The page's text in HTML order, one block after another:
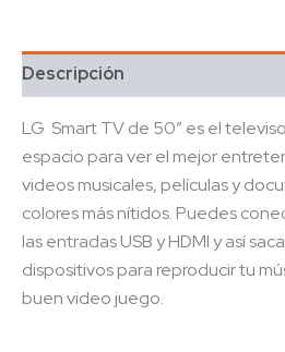
Descripción
LG Smart TV de 50″ es el
espacio para ver el mejor
videos musicales, películas y
colores más nítidos. Puedes
las entradas USB y HDMI y así
dispositivos para reproducir tu
buen video juego.